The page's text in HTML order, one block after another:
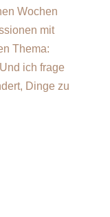
Wochen
mit
Thema:
ich frage
Dinge zu